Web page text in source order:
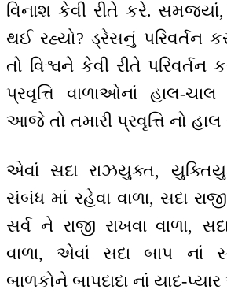
વિનાશ કેવી રીતે કરે.
થઈ રહ્યો? ડ્રેસનું પરિવર્તન
તો વિશ્વને કેવી રીતે
પ્રવૃત્તિ વાળાઓનાં હાલ-
આજે તો તમારી પ્રવૃત્તિ નો
એવાં સદા રાઝયુક્ત,
સંબંધ માં રહેવા વાળા, સદા
સર્વ ને રાજી રાખવા વાળા,
વાળા, એવાં સદા બાપ નાં
બાળકોને બાપદાદા નાં યાદ-